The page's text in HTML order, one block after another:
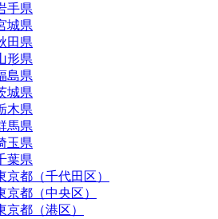
手県
城県
田県
形県
島県
城県
木県
馬県
玉県
葉県
京都（千代田区）
京都（中央区）
京都（港区）